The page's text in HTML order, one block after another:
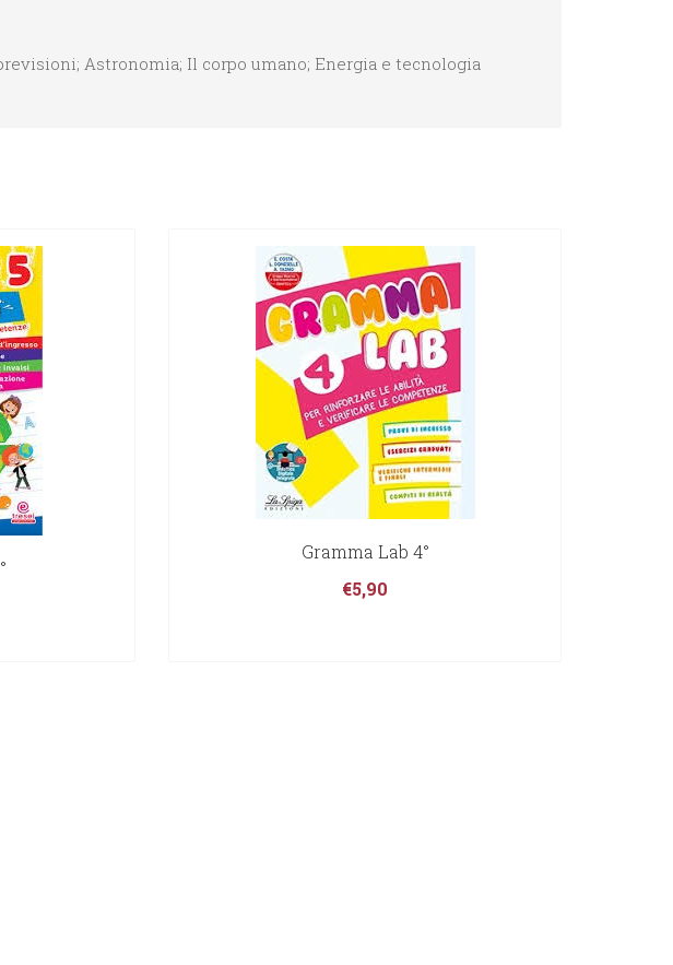
Astronomia; Il corpo umano; Energia e tecnologia
Gramma Lab 4°
€5,90